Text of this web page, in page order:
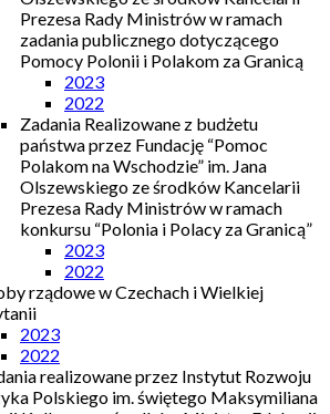
Prezesa Rady Ministrów w ramach
zadania publicznego dotyczącego
Pomocy Polonii i Polakom za Granicą
2023
2022
Zadania Realizowane z budżetu
państwa przez Fundację “Pomoc
Polakom na Wschodzie” im. Jana
Olszewskiego ze środków Kancelarii
Prezesa Rady Ministrów w ramach
konkursu “Polonia i Polacy za Granicą”
2023
2022
rządowe w Czechach i Wielkiej
2023
2022
realizowane przez Instytut Rozwoju
Polskiego im. świętego Maksymiliana